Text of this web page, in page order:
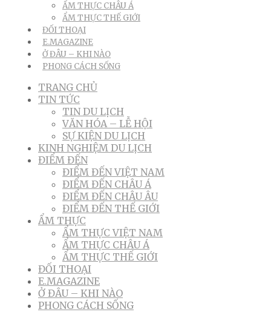
ẨM THỰC CHÂU Á
ẨM THỰC THẾ GIỚI
ĐỐI THOẠI
E.MAGAZINE
Ở ĐÂU – KHI NÀO
PHONG CÁCH SỐNG
TRANG CHỦ
TIN TỨC
TIN DU LỊCH
VĂN HÓA – LỄ HỘI
SỰ KIỆN DU LỊCH
KINH NGHIỆM DU LỊCH
ĐIỂM ĐẾN
ĐIỂM ĐẾN VIỆT NAM
ĐIỂM ĐẾN CHÂU Á
ĐIỂM ĐẾN CHÂU ÂU
ĐIỂM ĐẾN THẾ GIỚI
ẨM THỰC
ẨM THỰC VIỆT NAM
ẨM THỰC CHÂU Á
ẨM THỰC THẾ GIỚI
ĐỐI THOẠI
E.MAGAZINE
Ở ĐÂU – KHI NÀO
PHONG CÁCH SỐNG